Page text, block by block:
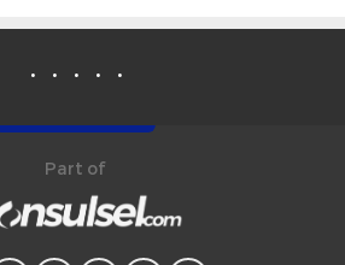
Part of